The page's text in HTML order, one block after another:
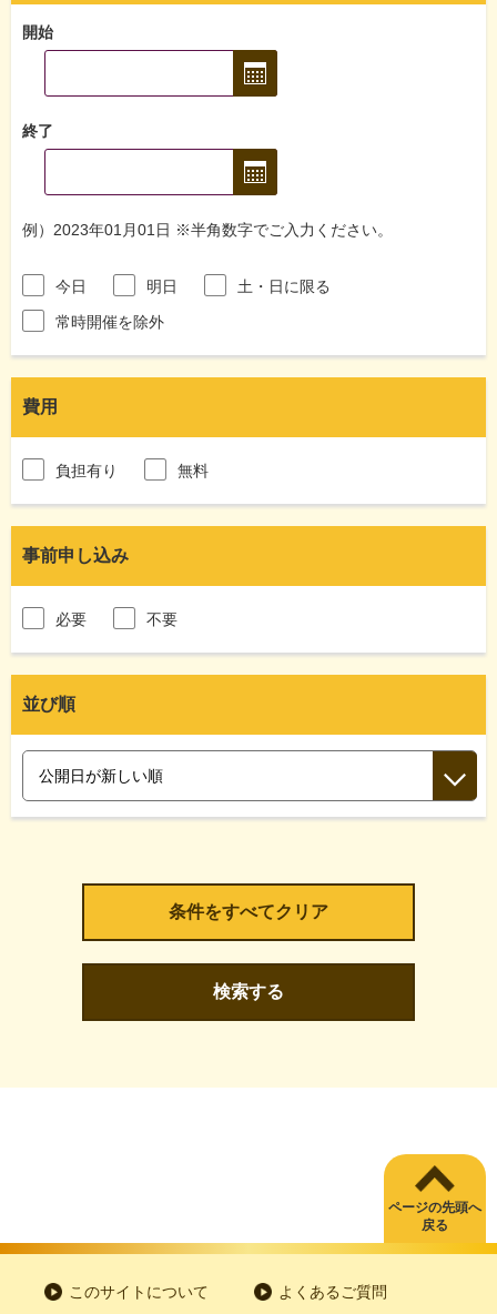
開始
終了
例）2023年01月01日 ※半角数字でご入力ください。
今日 明日
土・日に限る
常時開催を除外
費用
負担有り 無料
事前申し込み
必要 不要
並び順
検索する
ページの先頭へ
戻る
このサイトについて よくあるご質問